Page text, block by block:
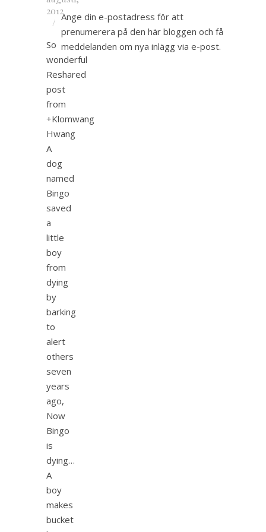
2012
/
So
wonderful
Reshared
post
from
+Klomwang
Hwang
A
dog
named
Bingo
saved
a
little
boy
from
dying
by
barking
to
alert
others
seven
years
ago,
Now
Bingo
is
dying…
A
boy
makes
bucket
Ange din e-postadress för att
prenumerera på den här bloggen och få
meddelanden om nya inlägg via e-post.